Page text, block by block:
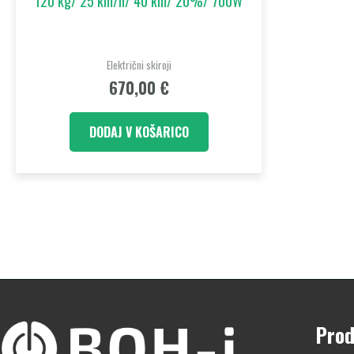
Električni skiroji
670,00 €
DODAJ V KOŠARICO